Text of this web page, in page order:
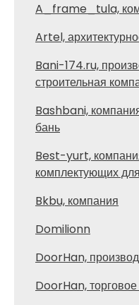
A_frame_tula,
Artel,
Bani-174.ru,
строительная
Bashbani,
бань
Best-yurt,
комплектующих
Bkbu, компания
Domilionn
DoorHan,
DoorHan,